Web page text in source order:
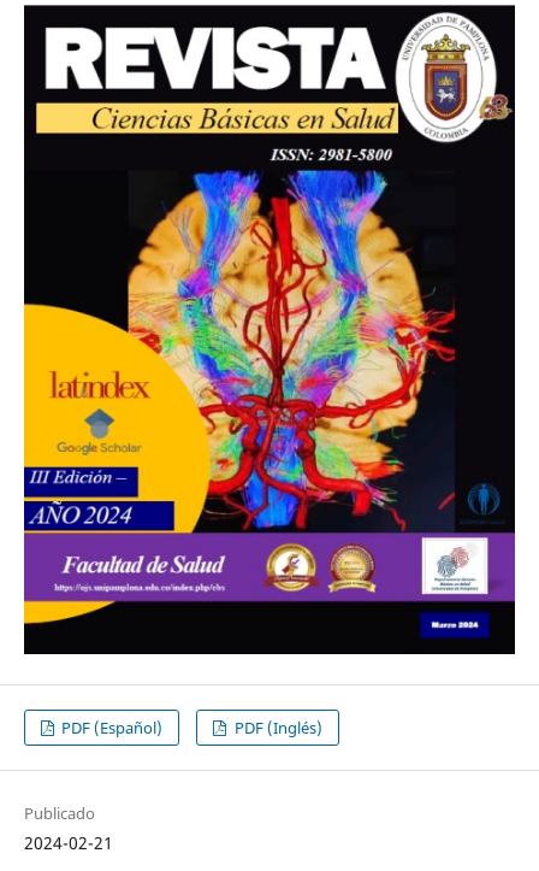
PDF (Español) PDF (Inglés)
Publicado
2024-02-21